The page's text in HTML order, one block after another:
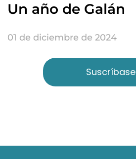
Un año de Galán
01 de diciembre de 2024
Suscríbase